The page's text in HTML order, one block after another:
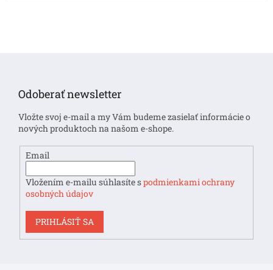
Odoberať newsletter
Vložte svoj e-mail a my Vám budeme zasielať informácie o
nových produktoch na našom e-shope.
Email
Vložením e-mailu súhlasíte spodmienkami ochrany
osobných údajov
PRIHLÁSIŤ SA